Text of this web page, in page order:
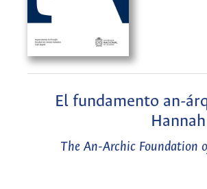
El fundamento an-
The An-Archic Foundation